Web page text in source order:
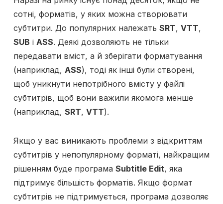
сотні, форматів, у яких можна створювати
субтитри. До популярних належать SRT, VTT,
SUB і ASS. Деякі дозволяють не тільки
передавати вміст, а й зберігати форматування
(наприклад, ASS), тоді як інші були створені,
щоб уникнути непотрібного вмісту у файлі
субтитрів, щоб вони важили якомога менше
(наприклад, SRT, VTT).
Якщо у вас виникають проблеми з відкриттям
субтитрів у непопулярному форматі, найкращим
рішенням буде програма Subtitle Edit, яка
підтримує більшість форматів. Якщо формат
субтитрів не підтримується, програма дозволяє